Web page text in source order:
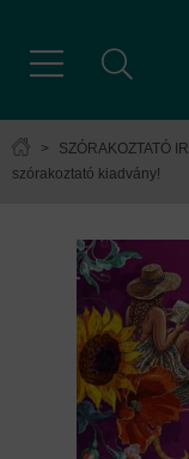
> SZÓRAKOZTATÓ
szórakoztató kiadvány!